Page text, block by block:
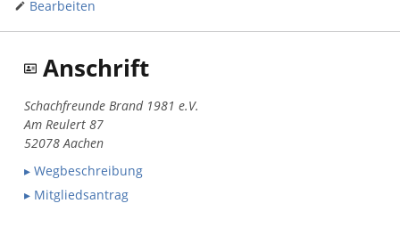
Bearbeiten
Anschrift
Schachfreunde Brand 1981 e.V.
Am Reulert 87
52078 Aachen
▸ Wegbeschreibung
▸ Mitgliedsantrag